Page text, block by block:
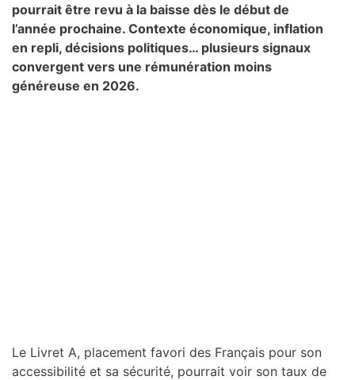
pourrait être revu à la baisse dès le début de
l’année prochaine. Contexte économique, inflation
en repli, décisions politiques… plusieurs signaux
convergent vers une rémunération moins
généreuse en 2026.
Le Livret A, placement favori des Français pour son
accessibilité et sa sécurité, pourrait voir son taux de